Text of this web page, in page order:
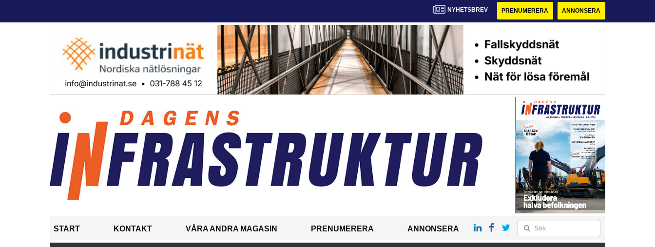
NYHETSBREV PRENUMERERA ANNONSERA
START KONTAKT VÅRA ANDRA MAGASIN PRENUMERERA ANNONSERA